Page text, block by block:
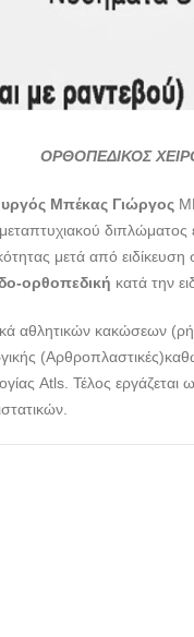
ΟΡΘΟΠΕΔΙΚΟΣ
Μπέκας Γιώργος
μετά από
ορθοπεδική κατά την
αθλητικών κακώσεων
Atls. Τέλος